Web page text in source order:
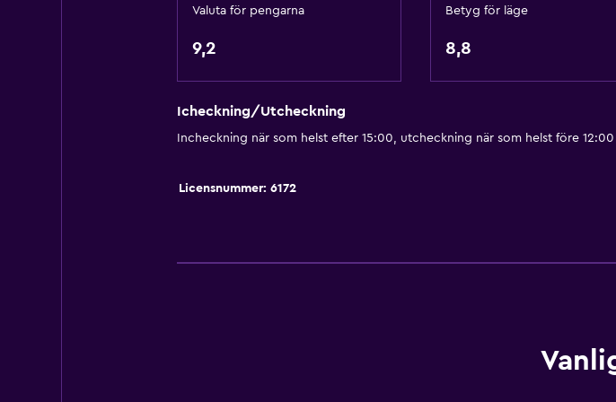
Ljudisolerade rum
Ljudisolering
Stadsutsikt
Förvaring
Tjänster och bekvämligheter
Valuta för pengarna
9,2
Betyg för läge
8,8
Icheckning/Utcheckning
Incheckning när som helst efter 15:00, utcheckning när som helst före 12:00
Licensnummer: 6172